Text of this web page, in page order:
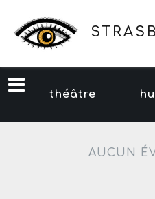
théâtre
AUCUN